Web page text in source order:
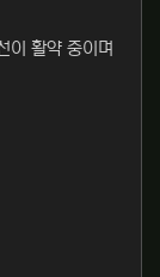
이 활약 중이며